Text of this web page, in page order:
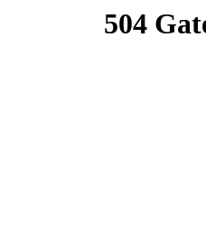
504